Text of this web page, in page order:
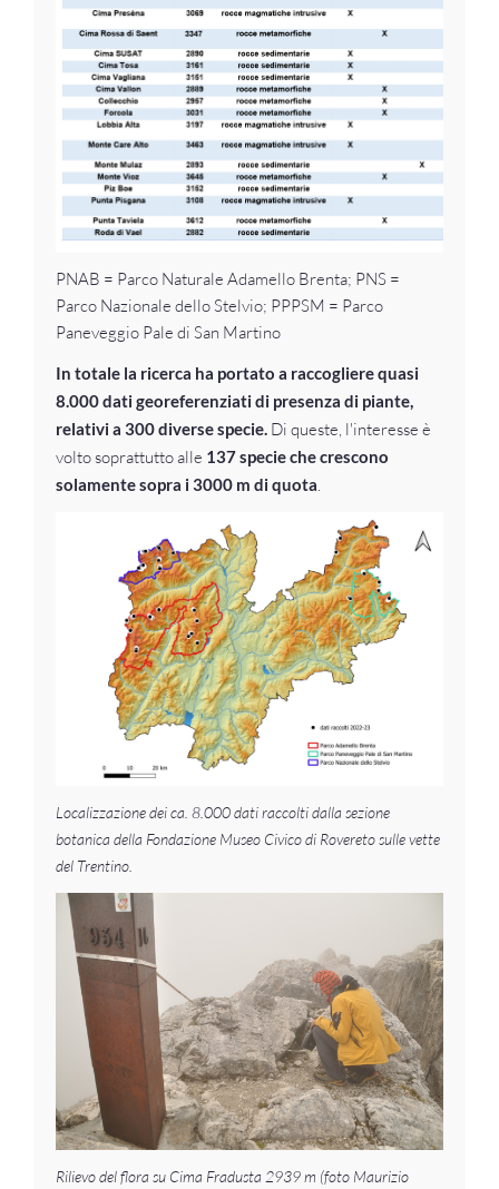
PNAB = Parco Naturale Adamello Brenta; PNS =
Parco Nazionale dello Stelvio; PPPSM = Parco
Paneveggio Pale di San Martino
In totale la ricerca ha portato a raccogliere quasi
8.000 dati georeferenziati di presenza di piante,
relativi a 300 diverse specie. Di queste, l'interesse è
volto soprattutto alle 137 specie che crescono
solamente sopra i 3000 m di quota.
Localizzazione dei ca. 8.000 dati raccolti dalla sezione
botanica della Fondazione Museo Civico di Rovereto sulle vette
del Trentino.
Rilievo del flora su Cima Fradusta 2939 m (foto Maurizio